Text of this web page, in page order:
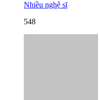
Nhiều nghệ sĩ
548